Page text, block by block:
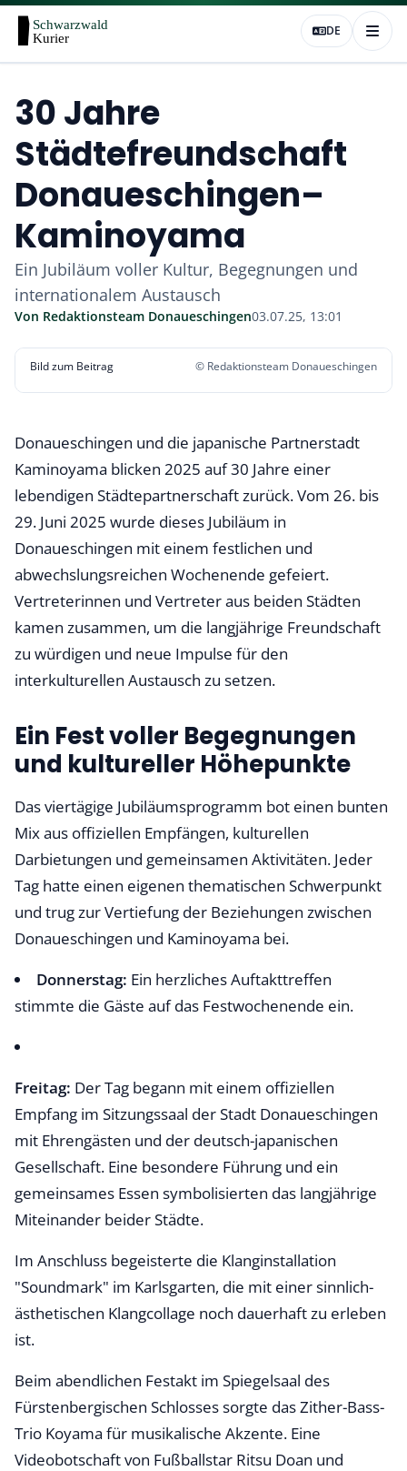
DE
30 Jahre
Städtefreundschaft
Donaueschingen–
Kaminoyama
Ein Jubiläum voller Kultur, Begegnungen und
internationalem Austausch
Von Redaktionsteam Donaueschingen03.07.25, 13:01
Bild zum Beitrag © Redaktionsteam Donaueschingen
Bild1von3
Donaueschingen und die japanische Partnerstadt
Kaminoyama blicken 2025 auf 30 Jahre einer
lebendigen Städtepartnerschaft zurück. Vom 26. bis
29. Juni 2025 wurde dieses Jubiläum in
Donaueschingen mit einem festlichen und
abwechslungsreichen Wochenende gefeiert.
Vertreterinnen und Vertreter aus beiden Städten
kamen zusammen, um die langjährige Freundschaft
zu würdigen und neue Impulse für den
interkulturellen Austausch zu setzen.
Ein Fest voller Begegnungen
und kultureller Höhepunkte
Das viertägige Jubiläumsprogramm bot einen bunten
Mix aus offiziellen Empfängen, kulturellen
Darbietungen und gemeinsamen Aktivitäten. Jeder
Tag hatte einen eigenen thematischen Schwerpunkt
und trug zur Vertiefung der Beziehungen zwischen
Donaueschingen und Kaminoyama bei.
Donnerstag: Ein herzliches Auftakttreffen
stimmte die Gäste auf das Festwochenende ein.
Freitag: Der Tag begann mit einem offiziellen
Empfang im Sitzungssaal der Stadt Donaueschingen
mit Ehrengästen und der deutsch-japanischen
Gesellschaft. Eine besondere Führung und ein
gemeinsames Essen symbolisierten das langjährige
Miteinander beider Städte.
Im Anschluss begeisterte die Klanginstallation
"Soundmark" im Karlsgarten, die mit einer sinnlich-
ästhetischen Klangcollage noch dauerhaft zu erleben
ist.
Beim abendlichen Festakt im Spiegelsaal des
Fürstenbergischen Schlosses sorgte das Zither-Bass-
Trio Koyama für musikalische Akzente. Eine
Videobotschaft von Fußballstar Ritsu Doan und